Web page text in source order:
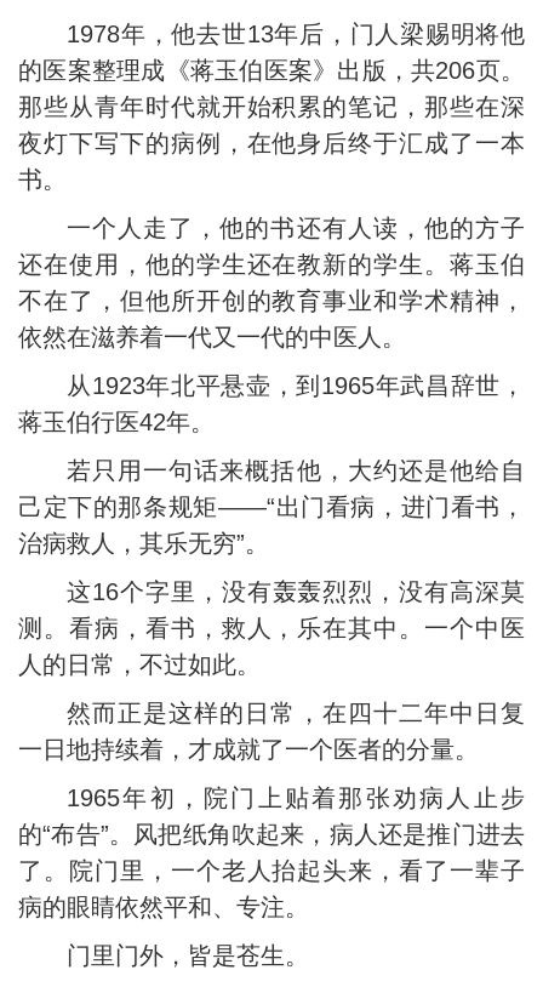
1978年，他去世13年后，门人梁赐明将他
的医案整理成《蒋玉伯医案》出版，共206页。
那些从青年时代就开始积累的笔记，那些在深
夜灯下写下的病例，在他身后终于汇成了一本
书。
一个人走了，他的书还有人读，他的方子
还在使用，他的学生还在教新的学生。蒋玉伯
不在了，但他所开创的教育事业和学术精神，
依然在滋养着一代又一代的中医人。
从1923年北平悬壶，到1965年武昌辞世，
蒋玉伯行医42年。
若只用一句话来概括他，大约还是他给自
己定下的那条规矩——“出门看病，进门看书，
治病救人，其乐无穷”。
这16个字里，没有轰轰烈烈，没有高深莫
测。看病，看书，救人，乐在其中。一个中医
人的日常，不过如此。
然而正是这样的日常，在四十二年中日复
一日地持续着，才成就了一个医者的分量。
1965年初，院门上贴着那张劝病人止步
的“布告”。风把纸角吹起来，病人还是推门进去
了。院门里，一个老人抬起头来，看了一辈子
病的眼睛依然平和、专注。
门里门外，皆是苍生。